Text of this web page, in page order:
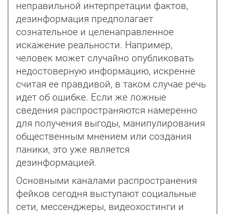
неправильной интерпретации фактов,
дезинформация предполагает
сознательное и целенаправленное
искажение реальности. Например,
человек может случайно опубликовать
недостоверную информацию, искренне
считая ее правдивой, в таком случае речь
идет об ошибке. Если же ложные
сведения распространяются намеренно
для получения выгоды, манипулирования
общественным мнением или со­здания
паники, это уже является
дезинформацией.
Основными каналами распространения
фейков сегодня выступают социальные
сети, мессенджеры, видеохостинги и